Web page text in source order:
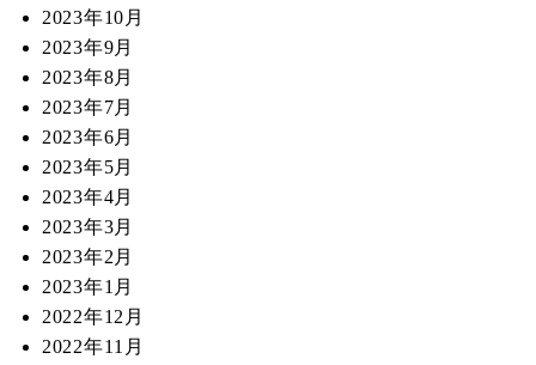
2023年10月
2023年9月
2023年8月
2023年7月
2023年6月
2023年5月
2023年4月
2023年3月
2023年2月
2023年1月
2022年12月
2022年11月